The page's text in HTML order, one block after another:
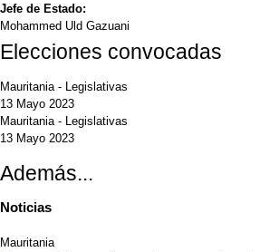
Jefe de Estado:
Mohammed Uld Gazuani
Elecciones convocadas
Mauritania - Legislativas
13 Mayo 2023
Mauritania - Legislativas
13 Mayo 2023
Además...
Noticias
Mauritania